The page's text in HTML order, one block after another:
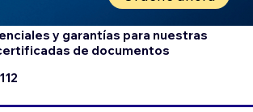
y garantías para nuestras
de documentos